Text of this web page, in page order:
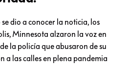
dio a conocer la noticia, los
Minnesota alzaron la voz en
la policía que abusaron de su
a las calles en plena pandemia